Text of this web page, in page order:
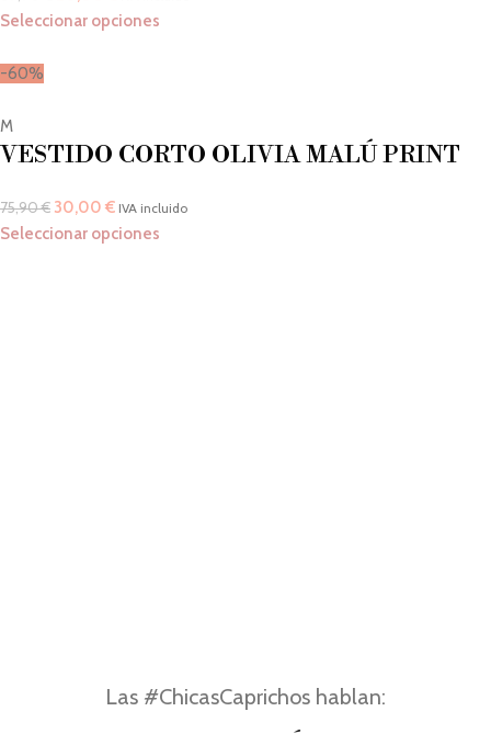
Seleccionar opciones
-60%
M
VESTIDO CORTO OLIVIA MALÚ PRINT
75,90€ 30,00 € IVA incluido
Seleccionar opciones
Las #ChicasCaprichos hablan: